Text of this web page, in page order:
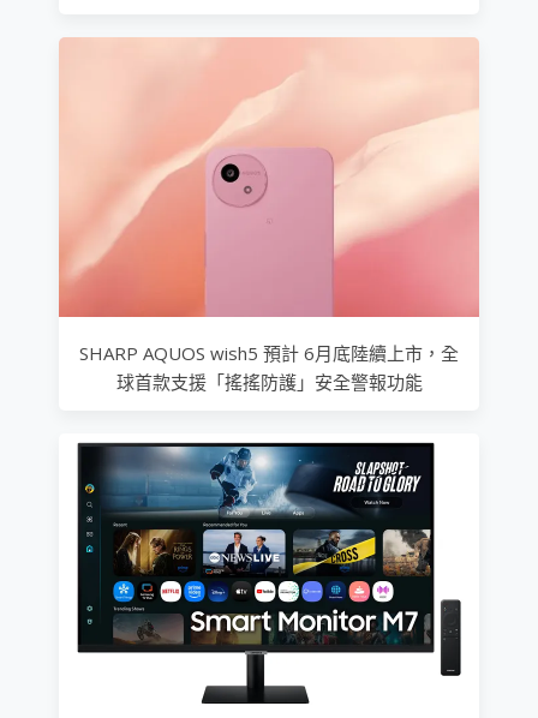
SHARP AQUOS wish5 預計 6月底陸續上市，全
球首款支援「搖搖防護」安全警報功能